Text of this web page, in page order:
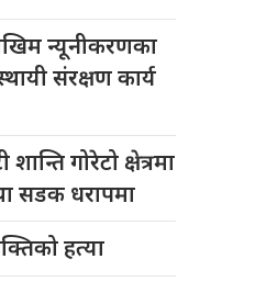
न्यूनीकरणका
संरक्षण कार्य
गोरेटो क्षेत्रमा
सडक धरापमा
हत्या